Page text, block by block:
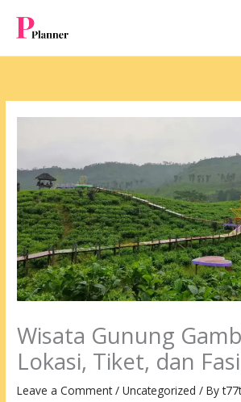
content
Wisata Gunung
Lokasi, Tiket, dan
Leave a Comment /Uncategorized / By